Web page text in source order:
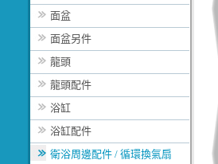
面盆
面盆另件
龍頭
龍頭配件
浴缸
浴缸配件
衛浴周邊配件 / 循環換氣扇